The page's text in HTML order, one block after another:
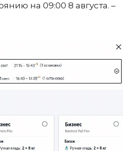
на 09:00 8 августа. –